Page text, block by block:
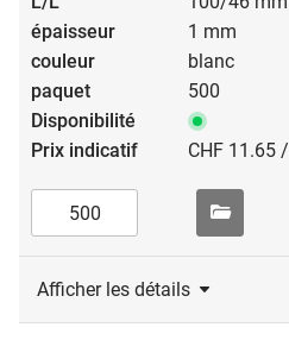
1 mm
blanc
500
CHF 11.65
Afficher les détails